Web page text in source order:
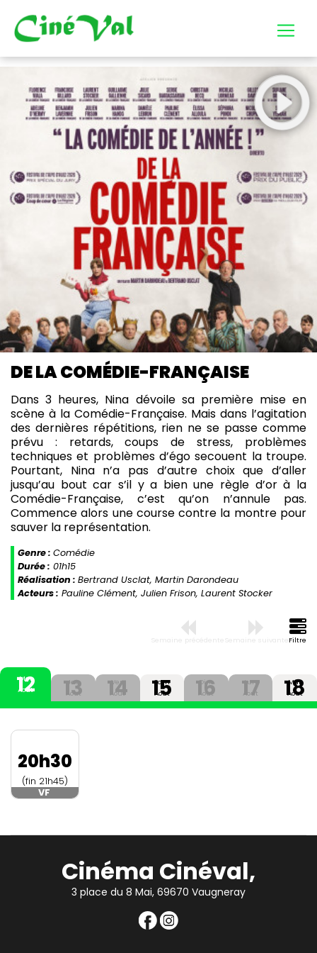
DE LA COMÉDIE-FRANÇAISE
Dans 3 heures, Nina dévoile sa première mise en
scène à la Comédie-Française. Mais dans l’agitation
des dernières répétitions, rien ne se passe comme
prévu : retards, coups de stress, problèmes
techniques et problèmes d’égo secouent la troupe.
Pourtant, Nina n’a pas d’autre choix que d’aller
jusqu’au bout car s’il y a bien une règle d’or à la
Comédie-Française, c’est qu’on n’annule pas.
Commence alors une course contre la montre pour
sauver la représentation.
Genre : Comédie
Durée : 01h15
Réalisation : Bertrand Usclat, Martin Darondeau
Acteurs : Pauline Clément, Julien Frison, Laurent Stocker
Semaine précédente Semaine suivante Filtre
Mer
12
Aout
Jeu
13
Aout
Ven
14
Aout
Sam
15
Aout
Dim
16
Aout
Lun
17
Aout
Mar
18
Aout
20h30
(fin 21h45)
VF
Cinéma Cinéval,
3 place du 8 Mai, 69670 Vaugneray